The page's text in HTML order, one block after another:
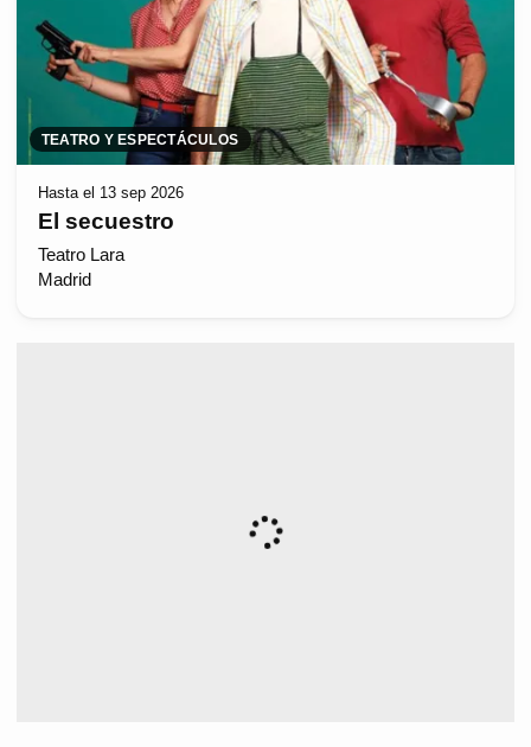
TEATRO Y ESPECTÁCULOS
Hasta el 13 sep 2026
El secuestro
Teatro Lara
Madrid